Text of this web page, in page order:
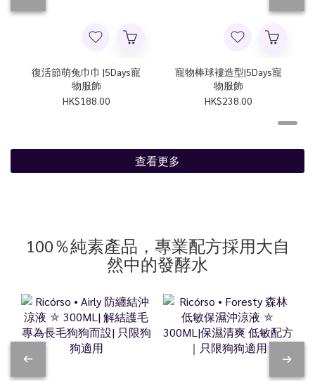
復活節萌兔巾巾 |5Days寵
物服飾
HK$188.00
寵物棒球褸造型|5Days寵
物服飾
HK$238.00
查看更多
100％純素產品，專業配方採用大自
然中的發酵水